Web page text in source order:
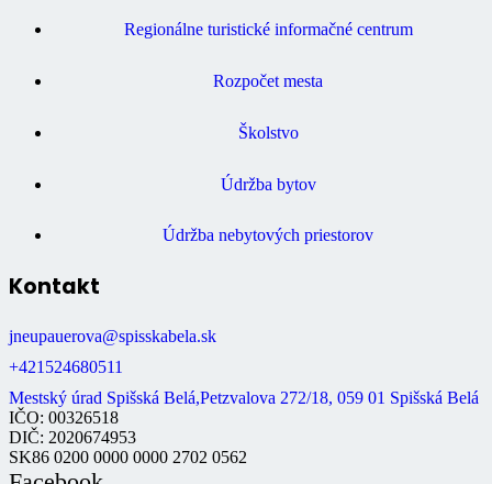
Regionálne turistické informačné centrum
Rozpočet mesta
Školstvo
Údržba bytov
Údržba nebytových priestorov
Kontakt
jneupauerova@spisskabela.sk
+421524680511
Mestský úrad Spišská Belá,Petzvalova 272/18, 059 01 Spišská Belá
IČO: 00326518
DIČ: 2020674953
SK86 0200 0000 0000 2702 0562